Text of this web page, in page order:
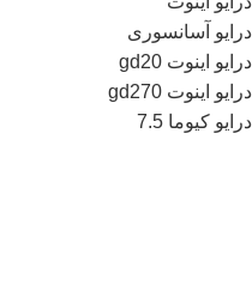
درایو آسانسوری
درایو اینوت gd20
درایو اینوت gd270
درایو کیوما 7.5